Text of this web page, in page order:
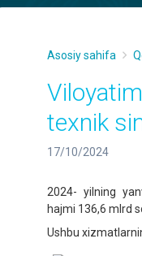
Asosiy sahifa
texnik
17/10/2024
2024- yilning
hajmi 136,6 mlrd
Ushbu